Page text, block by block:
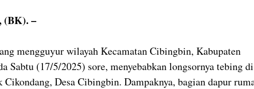
(BK). –
mengguyur wilayah Kecamatan Cibingbin, Kabupaten
Sabtu (17/5/2025) sore, menyebabkan longsornya tebing di
Cikondang, Desa Cibingbin. Dampaknya, bagian dapur